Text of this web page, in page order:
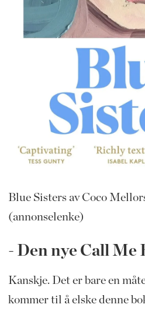
Blue Sisters av Coco
(annonselenke)
- Den nye Call Me
Kanskje. Det er bare en
kommer til å elske denne